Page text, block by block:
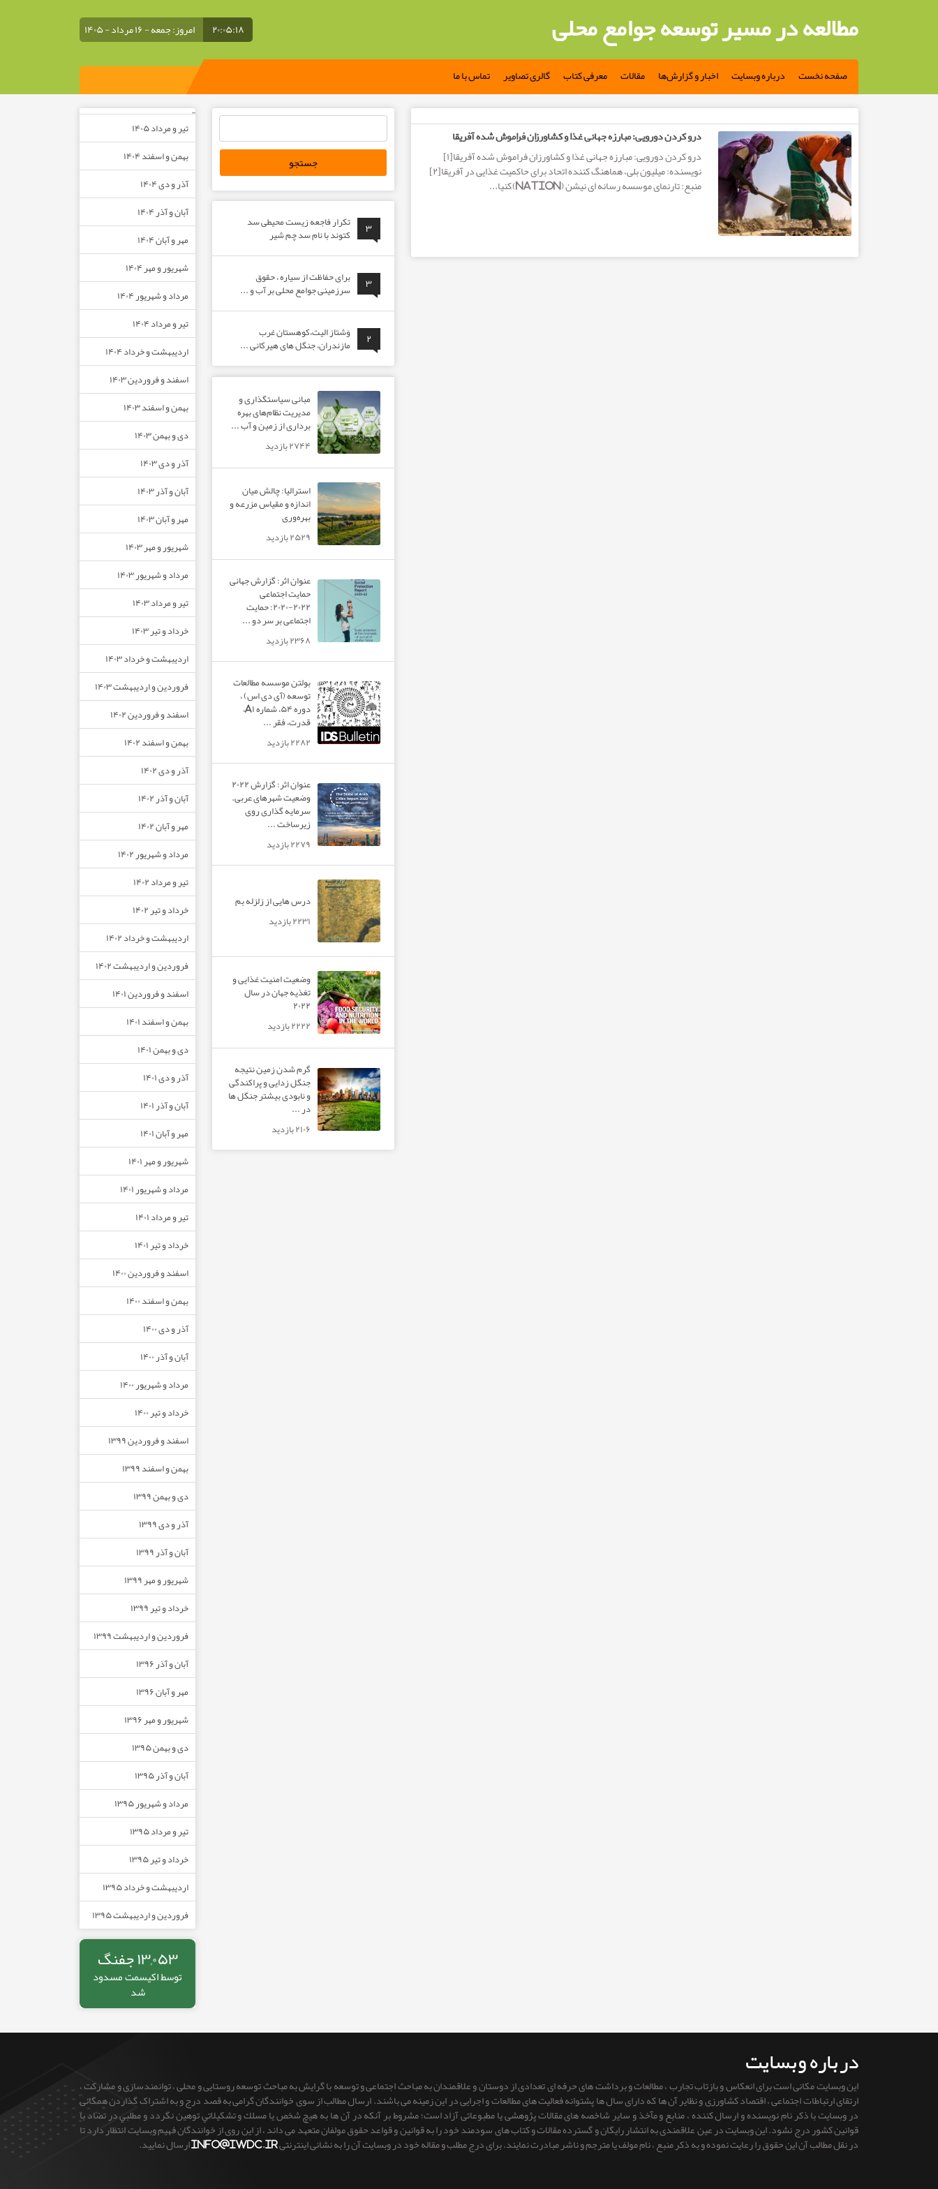
مطالعه در مسیر توسعه جوامع محلی ۲۰:۰۵:۱۸ امروز: جمعه - ۱۶ مرداد - ۱۴۰۵
صفحه نخست درباره وبسایت اخبار و گزارش‌ها مقالات معرفی کتاب گالری تصاویر تماس با ما
درو کردن دورویی: مبارزه جهانی غذا و کشاورزان فراموش شده آفریقا
درو کردن دورویی: مبارزه جهانی غذا و کشاورزان فراموش شده آفریقا[۱]
نویسنده: میلیون بلی، هماهنگ کننده اتحاد برای حاکمیت غذایی در آفریقا[۲]
منبع: تارنمای موسسه رسانه ای نیشن (Nation),کنیا...
۳
تکرار فاجعه زیست محیطی سد
کتوند با نام سد چم شیر
۳
برای حفاظت از سیاره ، حقوق
سرزمینی جوامع محلی بر آب و ...
۲
وَشتاز الیت،کوهستان غرب
مازندران، جنگل های هیرکانی ...
مبانی سیاستگذاری و
مدیریت نظام‌های بهره‌
برداری از زمین و آب ...
۲۷۴۴ بازدید
استرالیا: چالش میان
اندازه و مقیاس مزرعه و
بهره‌وری
۲۵۲۹ بازدید
عنوان اثر: گزارش جهانی
حمایت اجتماعی
۲۰۲۲-۲۰۲۰: حمایت
اجتماعی بر سر دو ...
۲۳۶۸ بازدید
بولتن موسسه مطالعات
توسعه (آی دی اس) ،
دوره ۵۴، شماره A۱،
قدرت، فقر ...
۲۲۸۲ بازدید
عنوان اثر: گزارش ۲۰۲۲
وضعیت شهرهای عربی.
سرمایه گذاری روی
زیرساخت ...
۲۲۷۹ بازدید
درس هایی از زلزله بم
۲۲۳۱ بازدید
وضعیت امنیت غذایی و
تغذیه جهان در سال
۲۰۲۲
۲۲۲۲ بازدید
گرم شدن زمین نتیجه
جنگل زدایی و پراکندگی
و نابودی بیشتر جنگل ها
در ...
۲۱۰۶ بازدید
–
تیر و مرداد ۱۴۰۵
بهمن و اسفند ۱۴۰۴
آذر و دی ۱۴۰۴
آبان و آذر ۱۴۰۴
مهر و آبان ۱۴۰۴
شهریور و مهر ۱۴۰۴
مرداد و شهریور ۱۴۰۴
تیر و مرداد ۱۴۰۴
اردیبهشت و خرداد ۱۴۰۴
اسفند و فروردین ۱۴۰۳
بهمن و اسفند ۱۴۰۳
دی و بهمن ۱۴۰۳
آذر و دی ۱۴۰۳
آبان و آذر ۱۴۰۳
مهر و آبان ۱۴۰۳
شهریور و مهر ۱۴۰۳
مرداد و شهریور ۱۴۰۳
تیر و مرداد ۱۴۰۳
خرداد و تیر ۱۴۰۳
اردیبهشت و خرداد ۱۴۰۳
فروردین و اردیبهشت ۱۴۰۳
اسفند و فروردین ۱۴۰۲
بهمن و اسفند ۱۴۰۲
آذر و دی ۱۴۰۲
آبان و آذر ۱۴۰۲
مهر و آبان ۱۴۰۲
مرداد و شهریور ۱۴۰۲
تیر و مرداد ۱۴۰۲
خرداد و تیر ۱۴۰۲
اردیبهشت و خرداد ۱۴۰۲
فروردین و اردیبهشت ۱۴۰۲
اسفند و فروردین ۱۴۰۱
بهمن و اسفند ۱۴۰۱
دی و بهمن ۱۴۰۱
آذر و دی ۱۴۰۱
آبان و آذر ۱۴۰۱
مهر و آبان ۱۴۰۱
شهریور و مهر ۱۴۰۱
مرداد و شهریور ۱۴۰۱
تیر و مرداد ۱۴۰۱
خرداد و تیر ۱۴۰۱
اسفند و فروردین ۱۴۰۰
بهمن و اسفند ۱۴۰۰
آذر و دی ۱۴۰۰
آبان و آذر ۱۴۰۰
مرداد و شهریور ۱۴۰۰
خرداد و تیر ۱۴۰۰
اسفند و فروردین ۱۳۹۹
بهمن و اسفند ۱۳۹۹
دی و بهمن ۱۳۹۹
آذر و دی ۱۳۹۹
آبان و آذر ۱۳۹۹
شهریور و مهر ۱۳۹۹
خرداد و تیر ۱۳۹۹
فروردین و اردیبهشت ۱۳۹۹
آبان و آذر ۱۳۹۶
مهر و آبان ۱۳۹۶
شهریور و مهر ۱۳۹۶
دی و بهمن ۱۳۹۵
آبان و آذر ۱۳۹۵
مرداد و شهریور ۱۳۹۵
تیر و مرداد ۱۳۹۵
خرداد و تیر ۱۳۹۵
اردیبهشت و خرداد ۱۳۹۵
فروردین و اردیبهشت ۱۳۹۵
۱۳,۰۵۳ جفنگ
توسط اکیسمت مسدود
شد
درباره وبسایت
این وبسایت مکانی است برای انعکاس و بازتاب تجارب ، مطالعات و برداشت های حرفه ای تعدادی از دوستان و علاقمندان به مباحث اجتماعی و توسعه با گرایش به مباحث توسعه روستایی و محلی ، توانمندسازی و مشارکت ،
ارتقای ارتباطات اجتماعی ، اقتصاد کشاورزی و نظایر آن ها که دارای سال ها پشتوانه فعالیت های مطالعات و اجرایی در این زمینه می باشند. ارسال مطالب از سوی خوانندگان گرامی به قصد درج و به اشتراک گذاردن همگانی
در وبسایت با ذکر نام نویسنده و ارسال کننده ، منابع و مآخذ و سایر شاخصه های مقالات پژوهشی یا مطبوعاتی آزاد است؛ مشروط بر آنكه در آن ها به هيچ شخص يا مسلك و تشكيلاتي توهين نگردد و مطلبي در تضاد با
قوانين كشور درج نشود. این وبسایت در عین علاقمندی به انتشار رایگان و گسترده مقالات و کتاب های سودمند خود را به قوانین و قواعد حقوق مولفان متعهد می داند ، از این روی از خوانندگان فهیم وبسایت انتظار دارد تا
در نقل مطالب آن این حقوق را رعایت نموده و به ذکر منبع ، نام مولف یا مترجم و ناشر مبادرت نمایند. برای درج مطلب و مقاله خود در وبسایت آن را به نشانی اینترنتیinfo@iwdc.irارسال نمایید.